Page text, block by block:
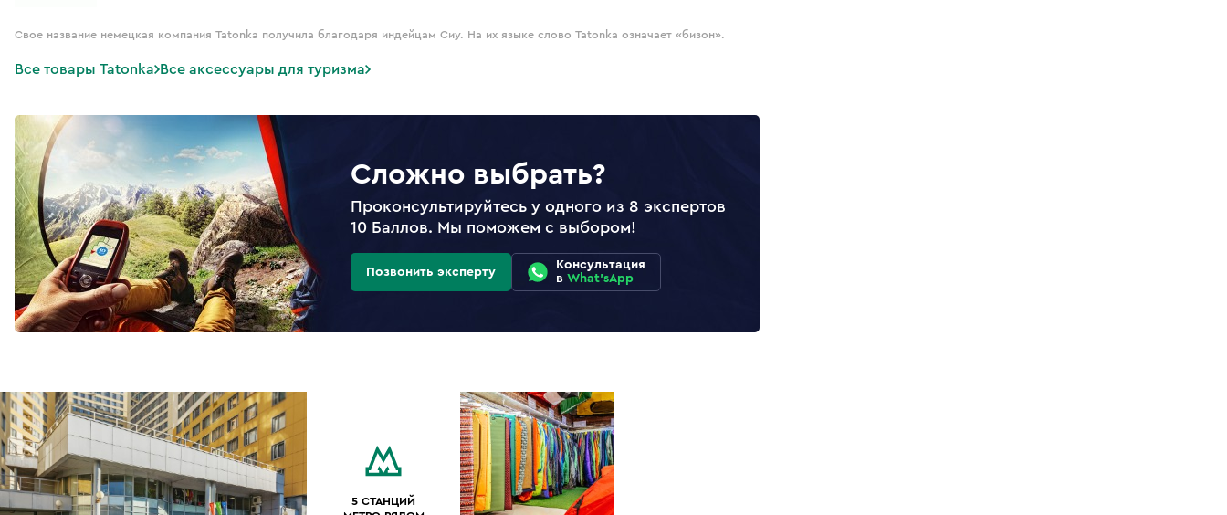
Свое название немецкая компания Tatonka получила благодаря индейцам Сиу. На их языке слово Tatonka означает «бизон».
Все товары Tatonka Все аксессуары для туризма
Сложно выбрать?
Проконсультируйтесь у одного из 8 экспертов
10 Баллов. Мы поможем с выбором!
Позвонить эксперту
Консультация
в What'sApp
5 СТАНЦИЙ